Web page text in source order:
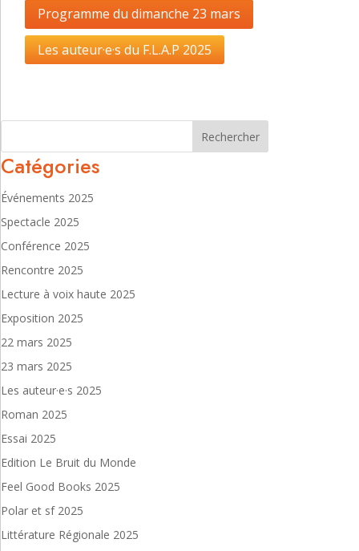
Programme du dimanche 23 mars
Les auteur·e·s du F.L.A.P 2025
Rechercher
Catégories
Événements 2025
Spectacle 2025
Conférence 2025
Rencontre 2025
Lecture à voix haute 2025
Exposition 2025
22 mars 2025
23 mars 2025
Les auteur·e·s 2025
Roman 2025
Essai 2025
Edition Le Bruit du Monde
Feel Good Books 2025
Polar et sf 2025
Littérature Régionale 2025